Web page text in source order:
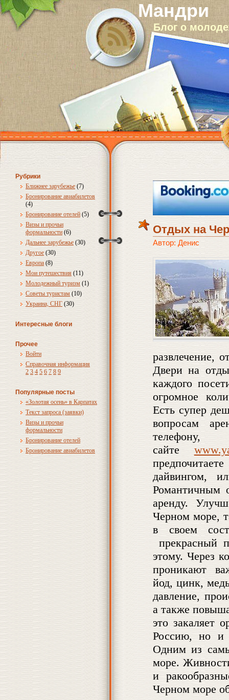
Мандри
Блог о
Рубрики
Ближнее зарубежье (7)
Бронирование авиабилетов
(4)
Бронирование отелей (5)
Визы и прочьи
формальности (6)
Дальнее зарубежье (30)
Другое (30)
Европа (8)
Мои путешествия (11)
Молодежный туризм (1)
Советы туристам (10)
Украина, СНГ (30)
Интересные блоги
Прочее
Войти
Справочная информация
2 3 4 5 6 7 8 9
Популярные посты
«Золотая осень» в Карпатах
Текст запроса (заявки)
Визы и прочьи
формальности
Бронирование отелей
Бронирование авиабилетов
Отдых на
Автор: Денис
развлечение,
Двери на
каждого
огромное
Есть супер
вопросам
сайте
дайвингом,
Романтичным
аренду.
Черном море,
в своем
прекрасный
этому. Через
проникают
йод, цинк,
давление,
а также
это закаляет
Россию, но и
Одним из
море.
и
Черном море